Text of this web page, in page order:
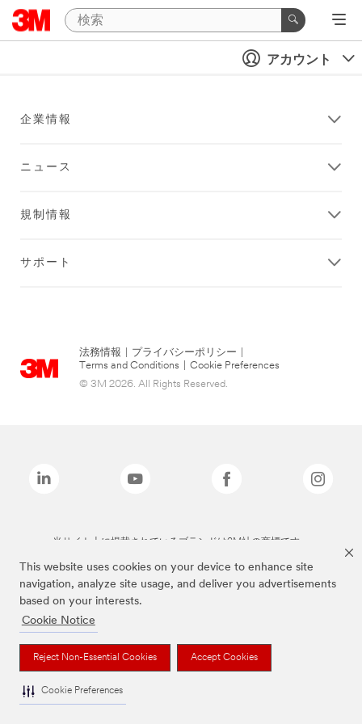
This website uses cookies on your device to enhance site
navigation, analyze site usage, and deliver you advertisements
based on your interests.
Cookie Notice
Reject Non-Essential Cookies Accept Cookies
Cookie Preferences
アカウント
企業情報
ニュース
規制情報
サポート
法務情報 プライバシーポリシー
Terms and Conditions
Cookie Preferences
© 3M 2026. All Rights Reserved.
当サイト上に掲載されているブランドは3M社の商標です。